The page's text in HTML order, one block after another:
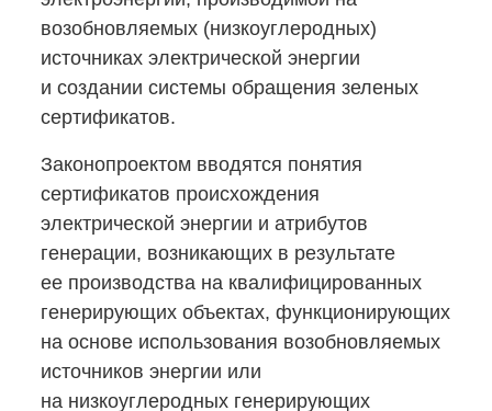
возобновляемых (низкоуглеродных)
источниках электрической энергии
и создании системы обращения зеленых
сертификатов.
Законопроектом вводятся понятия
сертификатов происхождения
электрической энергии и атрибутов
генерации, возникающих в результате
ее производства на квалифицированных
генерирующих объектах, функционирующих
на основе использования возобновляемых
источников энергии или
на низкоуглеродных генерирующих